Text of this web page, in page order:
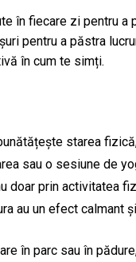
în fiecare zi pentru a
pentru a păstra
în cum te simți.
starea
sau o sesiune de
doar prin activitatea
au un efect calmant
în parc sau în